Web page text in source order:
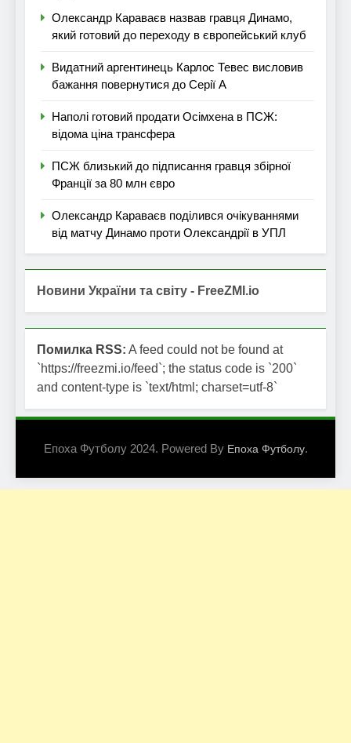
Олександр Караваєв назвав гравця Динамо,
який готовий до переходу в європейський клуб
Видатний аргентинець Карлос Тевес висловив
бажання повернутися до Серії А
Наполі готовий продати Осімхена в ПСЖ:
відома ціна трансфера
ПСЖ близький до підписання гравця збірної
Франції за 80 млн євро
Олександр Караваєв поділився очікуваннями
від матчу Динамо проти Олександрії в УПЛ
Новини України та світу - FreeZMI.io
Помилка RSS: A feed could not be found at
`https://freezmi.io/feed`; the status code is `200`
and content-type is `text/html; charset=utf-8`
Епоха Футболу 2024. Powered By Епоха Футболу.